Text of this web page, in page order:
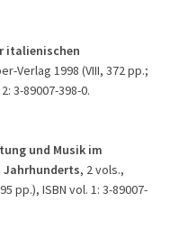
italienischen
Verlag 1998 (VIII, 372 pp.;
3-89007-398-0.
und Musik im
Jahrhunderts, 2 vols.,
pp.), ISBN vol. 1: 3-89007-